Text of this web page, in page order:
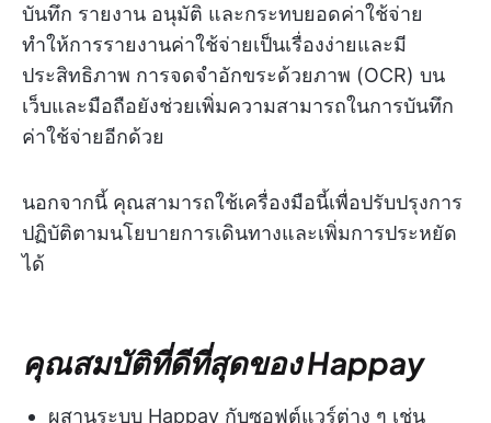
บันทึก รายงาน อนุมัติ และกระทบยอดค่าใช้จ่าย
ทำให้การรายงานค่าใช้จ่ายเป็นเรื่องง่ายและมี
ประสิทธิภาพ การจดจำอักขระด้วยภาพ (OCR) บน
เว็บและมือถือยังช่วยเพิ่มความสามารถในการบันทึก
ค่าใช้จ่ายอีกด้วย
นอกจากนี้ คุณสามารถใช้เครื่องมือนี้เพื่อปรับปรุงการ
ปฏิบัติตามนโยบายการเดินทางและเพิ่มการประหยัด
ได้
คุณสมบัติที่ดีที่สุดของ Happay
ผสานระบบ Happay กับซอฟต์แวร์ต่าง ๆ เช่น